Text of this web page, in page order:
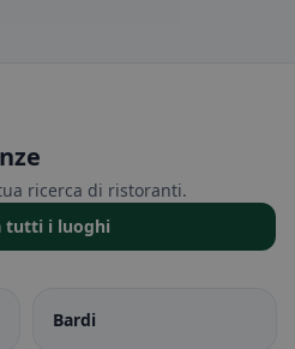
ricerca di ristoranti.
tutti i luoghi
Bardi